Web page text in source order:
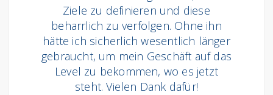
Ziele zu definieren und diese
beharrlich zu verfolgen. Ohne ihn
hätte ich sicherlich wesentlich länger
gebraucht, um mein Geschäft auf das
Level zu bekommen, wo es jetzt
steht. Vielen Dank dafür!